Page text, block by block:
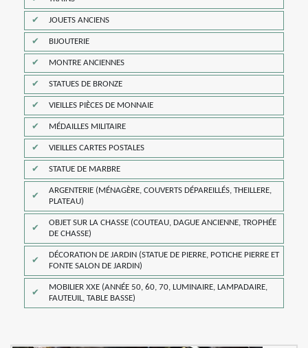
JOUETS ANCIENS
BIJOUTERIE
MONTRE ANCIENNES
STATUES DE BRONZE
VIEILLES PIÈCES DE MONNAIE
MÉDAILLES MILITAIRE
VIEILLES CARTES POSTALES
STATUE DE MARBRE
ARGENTERIE (MÉNAGÈRE, COUVERTS DÉPAREILLÉS, THEILLERE,
PLATEAU)
OBJET SUR LA CHASSE (COUTEAU, DAGUE ANCIENNE, TROPHÉE
DE CHASSE)
DÉCORATION DE JARDIN (STATUE DE PIERRE, POTICHE PIERRE ET
FONTE SALON DE JARDIN)
MOBILIER XXE (ANNÉE 50, 60, 70, LUMINAIRE, LAMPADAIRE,
FAUTEUIL, TABLE BASSE)